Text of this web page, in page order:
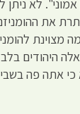
לא ניתן
את
מצוינת
היהודים
אתה פה